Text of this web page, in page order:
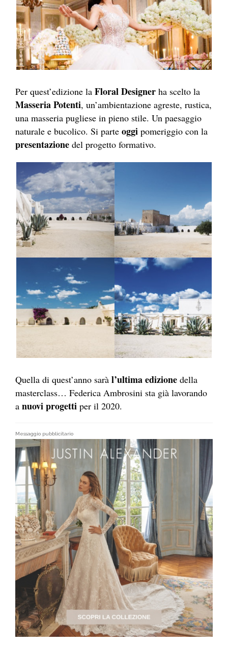
Per quest’edizione la Floral Designer ha scelto la
Masseria Potenti, un’ambientazione agreste, rustica,
una masseria pugliese in pieno stile. Un paesaggio
naturale e bucolico. Si parte oggi pomeriggio con la
presentazione del progetto formativo.
Quella di quest’anno sarà l’ultima edizione della
masterclass… Federica Ambrosini sta già lavorando
a nuovi progetti per il 2020.
Messaggio pubblicitario